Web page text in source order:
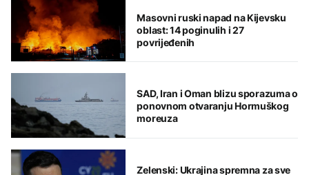
Masovni ruski napad na Kijevsku
oblast: 14 poginulih i 27
povrijeđenih
SAD, Iran i Oman blizu sporazuma o
ponovnom otvaranju Hormuškog
moreuza
Zelenski: Ukrajina spremna za sve